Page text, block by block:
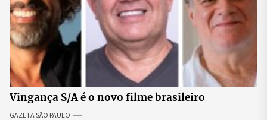
Vingança S/A é o novo filme brasileiro
GAZETA SÃO PAULO